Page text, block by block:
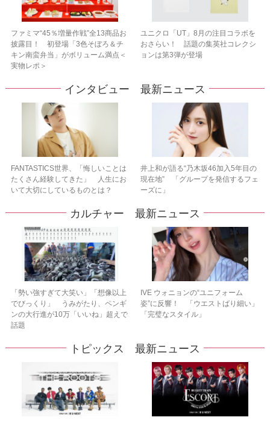
ファミマ“45％増量作戦”全13商品お
披露目！ 初登場「3色そぼろ＆チ
キン南蛮弁当」がボリューム満点＜
実物レポ＞
ユニクロ「UT」8月の注目コラボを
おさらい！ 話題の集英社コレクシ
ョンは第3弾が登場
インタビュー 最新ニュース
FANTASTICS世界、「悔しいことは
たくさん経験してきた」 人生にお
いて大切にしているものとは？
井上和が語る“乃木坂46加入5年目の
現在地” 「グループを発信するフェ
ーズに」
カルチャー 最新ニュース
「勢い強すぎて大笑い」「想像以上
でびっくり」 うみがたり、ペンギ
ンの大行進が10万「いいね」超えで
話題
IVE ウォニョンの“ユニフォーム
姿”に反響！ 「ウエストばり細い」
「完璧なスタイル」
トピックス 最新ニュース